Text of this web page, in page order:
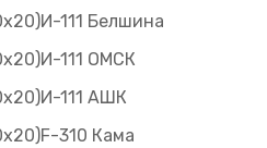
111 Белшина
111 ОМСК
111 АШК
310 Кама